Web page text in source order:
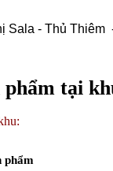
phẩm tại
phẩm